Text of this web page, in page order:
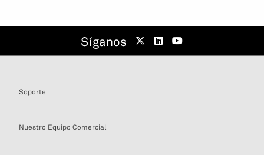
Síganos
Soporte
Nuestro Equipo Comercial